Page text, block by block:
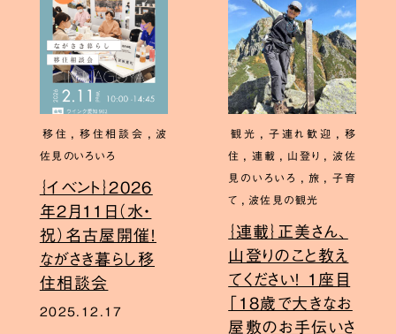
移住 , 移住相談会 , 波
佐見のいろいろ
｛イベント｝2026
年2月11日（水・
祝）名古屋開催！
ながさき暮らし移
住相談会
2025.12.17
観光 , 子連れ歓迎 , 移
住 , 連載 , 山登り , 波佐
見のいろいろ , 旅 , 子育
て , 波佐見の観光
｛連載｝正美さん、
山登りのこと教え
てください！ 1座目
「18歳で大きなお
屋敷のお手伝いさ